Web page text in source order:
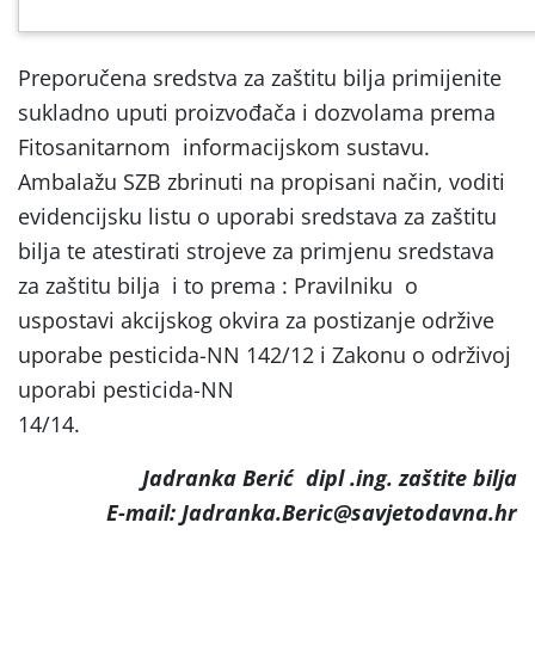
Preporučena sredstva za zaštitu bilja primijenite
sukladno uputi proizvođača i dozvolama prema
Fitosanitarnom informacijskom sustavu.
Ambalažu SZB zbrinuti na propisani način, voditi
evidencijsku listu o uporabi sredstava za zaštitu
bilja te atestirati strojeve za primjenu sredstava
za zaštitu bilja i to prema : Pravilniku o
uspostavi akcijskog okvira za postizanje održive
uporabe pesticida-NN 142/12 i Zakonu o održivoj
uporabi pesticida-NN
14/14.
Jadranka Berić dipl .ing. zaštite bilja
E-mail: Jadranka.Beric@savjetodavna.hr